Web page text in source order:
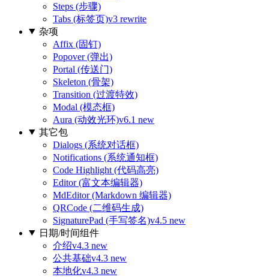
Steps (步骤)
Tabs (标签页)v3 rewrite
杂项
Affix (固钉)
Popover (弹出)
Portal (传送门)
Skeleton (骨架)
Transition (过渡特效)
Modal (模态框)
Aura (动效光环)v6.1 new
其它包
Dialogs (系统对话框)
Notifications (系统通知框)
Code Highlight (代码高亮)
Editor (富文本编辑器)
MdEditor (Markdown 编辑器)
QRCode (二维码生成)
SignaturePad (手写签名)v4.5 new
日期/时间组件
介绍v4.3 new
公共基础v4.3 new
本地化v4.3 new